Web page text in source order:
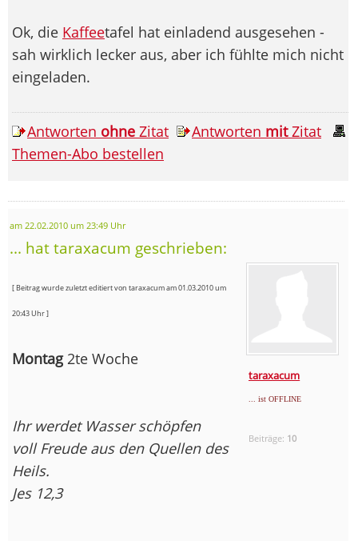
Ok, die Kaffeetafel hat einladend ausgesehen -
sah wirklich lecker aus, aber ich fühlte mich nicht
eingeladen.
Antworten ohne Zitat Antworten mitZitat
Themen-Abo bestellen
am 22.02.2010 um 23:49 Uhr
... hat taraxacum geschrieben:
taraxacum
... ist OFFLINE
Beiträge: 10
[ Beitrag wurde zuletzt editiert von taraxacum am 01.03.2010 um
20:43 Uhr ]
Montag2te Woche
Ihr werdet Wasser schöpfen
voll Freude aus den Quellen des
Heils.
Jes 12,3